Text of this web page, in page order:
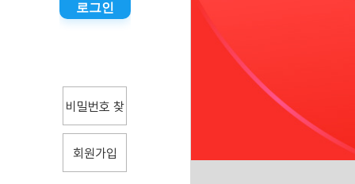
로그인
비밀번호 찾
기
회원가입